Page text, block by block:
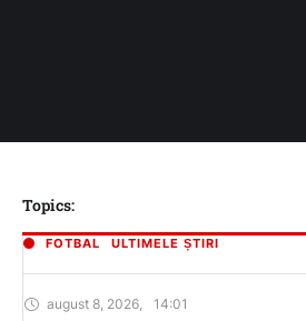
Topics:
FOTBAL ULTIMELE ȘTIRI
august 8, 2026
14:01